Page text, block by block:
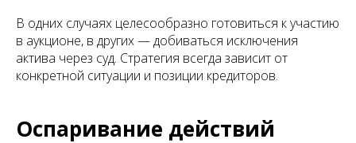
В одних случаях целесообразно готовиться к участию
в аукционе, в других — добиваться исключения
актива через суд. Стратегия всегда зависит от
конкретной ситуации и позиции кредиторов.
Оспаривание действий